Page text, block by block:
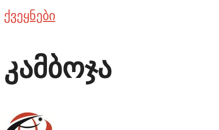
ქვეყნები
კამბოჯა